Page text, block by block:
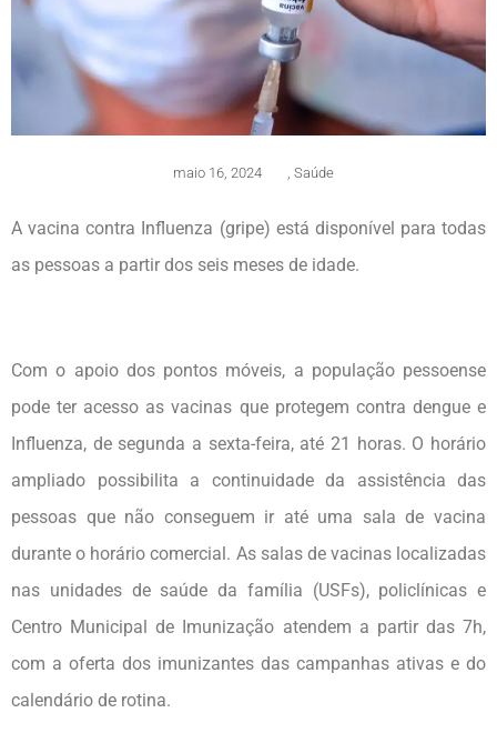
maio 16, 2024 Saúde
A vacina contra Influenza (gripe) está disponível para todas
as pessoas a partir dos seis meses de idade.
Com o apoio dos pontos móveis, a população pessoense
pode ter acesso as vacinas que protegem contra dengue e
Influenza, de segunda a sexta-feira, até 21 horas. O horário
ampliado possibilita a continuidade da assistência das
pessoas que não conseguem ir até uma sala de vacina
durante o horário comercial. As salas de vacinas localizadas
nas unidades de saúde da família (USFs), policlínicas e
Centro Municipal de Imunização atendem a partir das 7h,
com a oferta dos imunizantes das campanhas ativas e do
calendário de rotina.